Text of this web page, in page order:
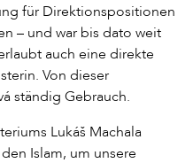
für Direktionspositionen
– und war bis dato weit
auch eine direkte
Von dieser
ständig Gebrauch.
Lukáš Machala
Islam, um unsere